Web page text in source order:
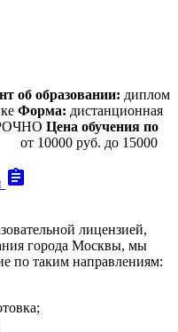
об образовании: диплом
Форма: дистанционная
Цена обучения по
от 10000 руб. до 15000
assignment
лицензией,
города Москвы, мы
по таким направлениям: